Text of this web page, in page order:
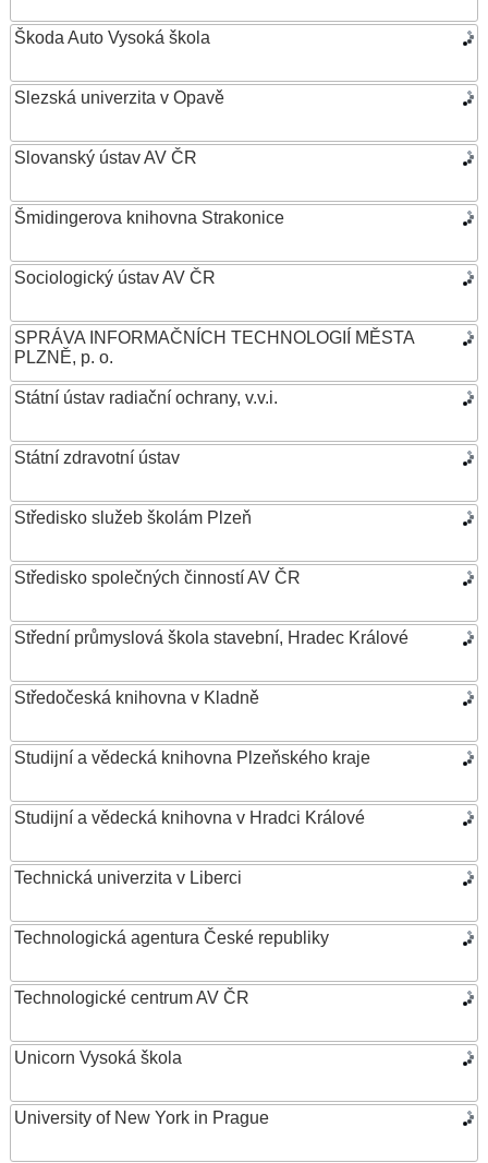
Škoda Auto Vysoká škola
Slezská univerzita v Opavě
Slovanský ústav AV ČR
Šmidingerova knihovna Strakonice
Sociologický ústav AV ČR
SPRÁVA INFORMAČNÍCH TECHNOLOGIÍ MĚSTA
PLZNĚ, p. o.
Státní ústav radiační ochrany, v.v.i.
Státní zdravotní ústav
Středisko služeb školám Plzeň
Středisko společných činností AV ČR
Střední průmyslová škola stavební, Hradec Králové
Středočeská knihovna v Kladně
Studijní a vědecká knihovna Plzeňského kraje
Studijní a vědecká knihovna v Hradci Králové
Technická univerzita v Liberci
Technologická agentura České republiky
Technologické centrum AV ČR
Unicorn Vysoká škola
University of New York in Prague